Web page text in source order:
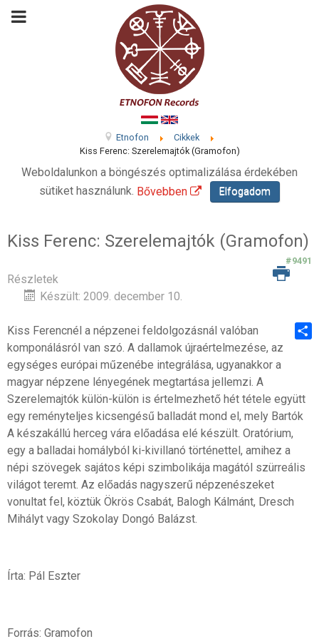
Etnofon
Cikkek
Kiss Ferenc: Szerelemajtók (Gramofon)
Weboldalunkon a böngészés optimalizálása érdekében
sütiket használunk. Bővebben Elfogadom
Kiss Ferenc: Szerelemajtók (Gramofon)
#9491
Részletek
Készült: 2009. december 10.
Kiss Ferencnél a népzenei feldolgozásnál valóban
komponálásról van szó. A dallamok újraértelmezése, az
egységes európai műzenébe integrálása, ugyanakkor a
magyar népzene lényegének megtartása jellemzi. A
Szerelemajtók külön-külön is értelmezhető hét tétele együtt
egy reményteljes kicsengésű balladát mond el, mely Bartók
A készakállú herceg vára előadása elé készült. Oratórium,
egy a balladai homályból ki-kivillanó történettel, amihez a
népi szövegek sajátos képi szimbolikája magától szürreális
világot teremt. Az előadás nagyszerű népzenészeket
vonultat fel, köztük Ökrös Csabát, Balogh Kálmánt, Dresch
Mihályt vagy Szokolay Dongó Balázst.
Írta: Pál Eszter
Forrás: Gramofon